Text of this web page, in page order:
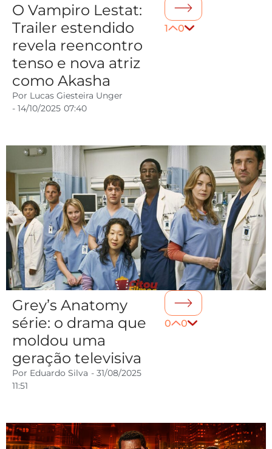
O Vampiro Lestat:
Trailer estendido
revela reencontro
tenso e nova atriz
como Akasha
Por Lucas Giesteira Unger
- 14/10/2025 07:40
0
1
Grey’s Anatomy
série: o drama que
moldou uma
geração televisiva
Por Eduardo Silva - 31/08/2025
11:51
0
0